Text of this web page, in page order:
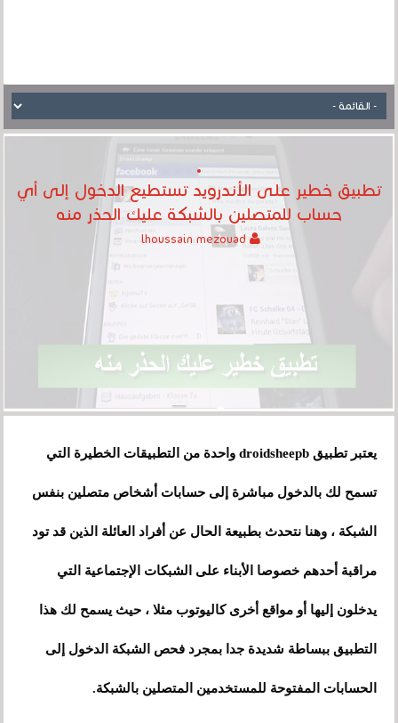
تطبيق خطير على الأندرويد تستطيع الدخول إلى أي
حساب للمتصلين بالشبكة عليك الحذر منه
يعتبر تطبيق droidsheepb واحدة من التطبيقات الخطيرة التي
تسمح لك بالدخول مباشرة إلى حسابات أشخاص متصلين بنفس
الشبكة ، وهنا نتحدث بطبيعة الحال عن أفراد العائلة الذين قد تود
مراقبة أحدهم خصوصا الأبناء على الشبكات الإجتماعية التي
يدخلون إليها أو مواقع أخرى كاليوتوب مثلا ، حيث يسمح لك هذا
التطبيق ببساطة شديدة جدا بمجرد فحص الشبكة الدخول إلى
الحسابات المفتوحة للمستخدمين المتصلين بالشبكة.